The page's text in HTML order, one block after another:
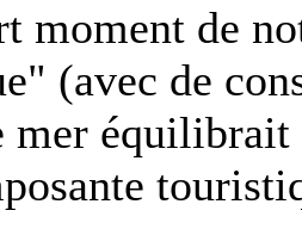
moment de
(avec de
mer